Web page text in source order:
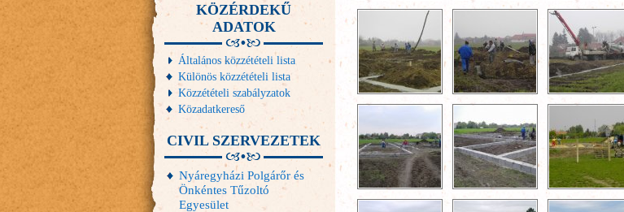
KÖZÉRDEKŰ
ADATOK
Általános közzétételi lista
Különös közzétételi lista
Közzétételi szabályzatok
Közadatkereső
CIVIL SZERVEZETEK
Nyáregyházi Polgárőr és
Önkéntes Tűzoltó
Egyesület